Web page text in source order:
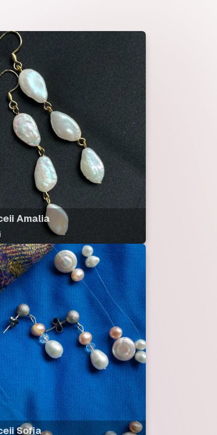
Amalia
Sofia